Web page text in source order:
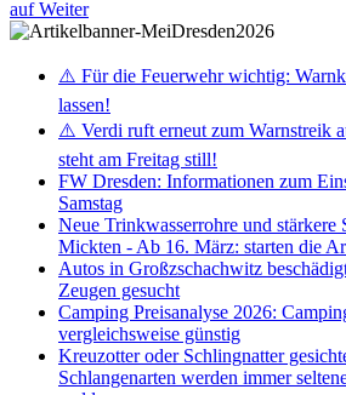
aufWeiter
⚠️ Für die Feuerwehr wichtig:
lassen!
⚠️ Verdi ruft erneut zum Warnstreik
steht am Freitag still!
FW Dresden: Informationen zum
Samstag
Neue Trinkwasserrohre und stärkere
Mickten - Ab 16. März: starten die
Autos in Großzschachwitz
Zeugen gesucht
Camping Preisanalyse 2026:
vergleichsweise günstig
Kreuzotter oder Schlingnatter
Schlangenarten werden immer